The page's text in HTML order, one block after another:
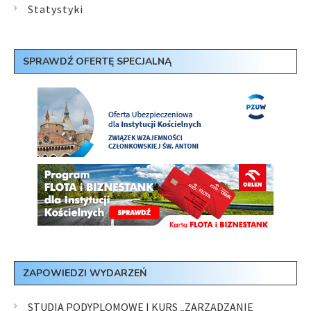
Statystyki
SPRAWDŹ OFERTĘ SPECJALNĄ
ZAPOWIEDZI WYDARZEŃ
STUDIA PODYPLOMOWE I KURS „ZARZĄDZANIE